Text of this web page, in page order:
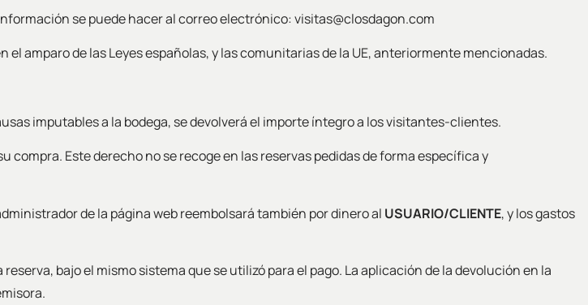
se puede hacer al correo electrónico: visitas@closdagon.com
amparo de las Leyes españolas, y las comunitarias de la UE, anteriormente mencionadas.
imputables a la bodega, se devolverá el importe íntegro a los visitantes-clientes.
compra. Este derecho no se recoge en las reservas pedidas de forma específica y
de la página web reembolsará también por dinero al USUARIO/CLIENTE, y los gastos
bajo el mismo sistema que se utilizó para el pago. La aplicación de la devolución en la